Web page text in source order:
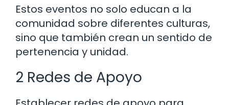
Estos eventos no solo educan a la
comunidad sobre diferentes culturas,
sino que también crean un sentido de
pertenencia y unidad.
2 Redes de Apoyo